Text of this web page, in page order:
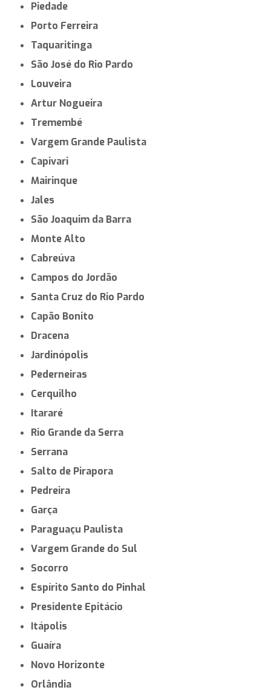
Piedade
Porto Ferreira
Taquaritinga
São José do Rio Pardo
Louveira
Artur Nogueira
Tremembé
Vargem Grande Paulista
Capivari
Mairinque
Jales
São Joaquim da Barra
Monte Alto
Cabreúva
Campos do Jordão
Santa Cruz do Rio Pardo
Capão Bonito
Dracena
Jardinópolis
Pederneiras
Cerquilho
Itararé
Rio Grande da Serra
Serrana
Salto de Pirapora
Pedreira
Garça
Paraguaçu Paulista
Vargem Grande do Sul
Socorro
Espírito Santo do Pinhal
Presidente Epitácio
Itápolis
Guaíra
Novo Horizonte
Orlândia